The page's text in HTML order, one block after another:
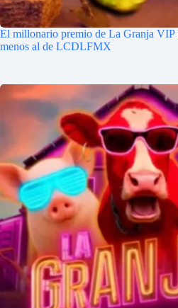
El millonario premio de La Granja VIP
menos al de LCDLFMX